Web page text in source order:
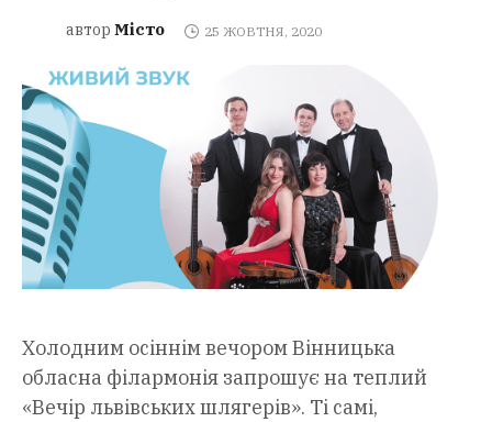
автор Місто 25 ЖОВТНЯ, 2020
Холодним осіннім вечором Вінницька
обласна філармонія запрошує на теплий
«Вечір львівських шлягерів». Ті самі,